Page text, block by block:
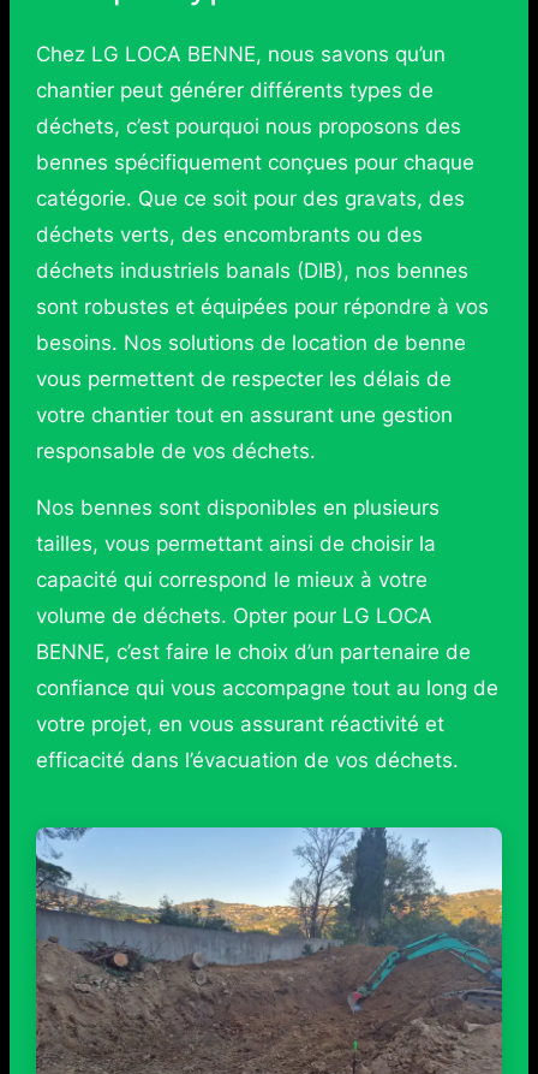
Chez LG LOCA BENNE, nous savons qu’un
chantier peut générer différents types de
déchets, c’est pourquoi nous proposons des
bennes spécifiquement conçues pour chaque
catégorie. Que ce soit pour des gravats, des
déchets verts, des encombrants ou des
déchets industriels banals (DIB), nos bennes
sont robustes et équipées pour répondre à vos
besoins. Nos solutions de location de benne
vous permettent de respecter les délais de
votre chantier tout en assurant une gestion
responsable de vos déchets.
Nos bennes sont disponibles en plusieurs
tailles, vous permettant ainsi de choisir la
capacité qui correspond le mieux à votre
volume de déchets. Opter pour LG LOCA
BENNE, c’est faire le choix d’un partenaire de
confiance qui vous accompagne tout au long de
votre projet, en vous assurant réactivité et
efficacité dans l’évacuation de vos déchets.